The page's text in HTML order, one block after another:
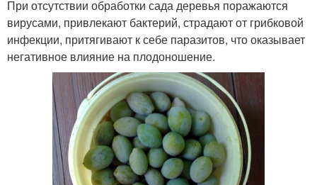
При отсутствии обработки сада деревья поражаются
вирусами, привлекают бактерий, страдают от грибковой
инфекции, притягивают к себе паразитов, что оказывает
негативное влияние на плодоношение.